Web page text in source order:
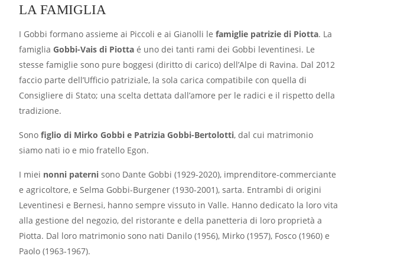
LA FAMIGLIA
I Gobbi formano assieme ai Piccoli e ai Gianolli le famiglie patrizie di Piotta. La
famiglia Gobbi-Vais di Piotta é uno dei tanti rami dei Gobbi leventinesi. Le
stesse famiglie sono pure boggesi (diritto di carico) dell’Alpe di Ravina. Dal 2012
faccio parte dell’Ufficio patriziale, la sola carica compatibile con quella di
Consigliere di Stato; una scelta dettata dall’amore per le radici e il rispetto della
tradizione.
Sono figlio di Mirko Gobbi e Patrizia Gobbi-Bertolotti, dal cui matrimonio
siamo nati io e mio fratello Egon.
I miei nonni paterni sono Dante Gobbi (1929-2020), imprenditore-commerciante
e agricoltore, e Selma Gobbi-Burgener (1930-2001), sarta. Entrambi di origini
Leventinesi e Bernesi, hanno sempre vissuto in Valle. Hanno dedicato la loro vita
alla gestione del negozio, del ristorante e della panetteria di loro proprietà a
Piotta. Dal loro matrimonio sono nati Danilo (1956), Mirko (1957), Fosco (1960) e
Paolo (1963-1967).